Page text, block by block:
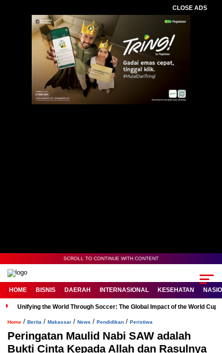
CLOSE ADS
SCROLL TO CONTINUE WITH CONTENT
HOME BISNIS DAERAH INTERNASIONAL KESEHATAN
Unifying the World Through Soccer: The Global Impact of the World Cup
Home / Berita / Makassar / News / Pendidikan / Peristiwa
Peringatan Maulid Nabi SAW adalah
Bukti Cinta Kepada Allah dan Rasulnya